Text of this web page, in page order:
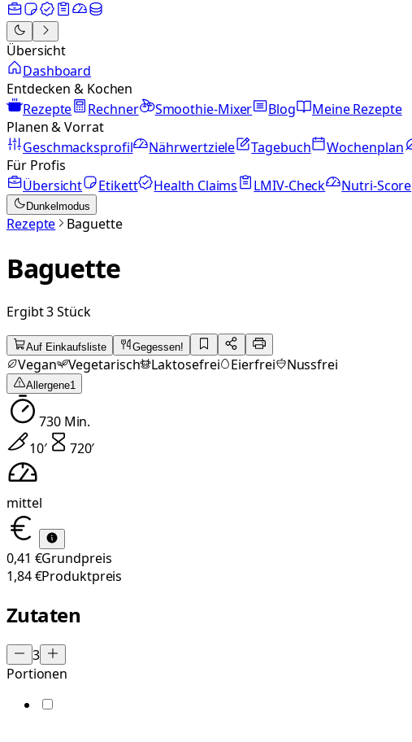
Übersicht
Dashboard
Entdecken & Kochen
Rezepte
Rechner Smoothie-Mixer Blog
Meine Rezepte
Planen & Vorrat
Geschmacksprofil
Nährwertziele Tagebuch Wochenplan
Für Profis
Übersicht
Etikett Health Claims LMIV-Check Nutri-Score
Dunkelmodus
Rezepte Baguette
Baguette
Ergibt 3 Stück
Auf Einkaufsliste Gegessen!
Vegan Vegetarisch Laktosefrei Eierfrei Nussfrei
Allergene1
730Min.
10′ 720′
mittel
0,41 €Grundpreis
1,84 €Produktpreis
Zutaten
3
Portionen